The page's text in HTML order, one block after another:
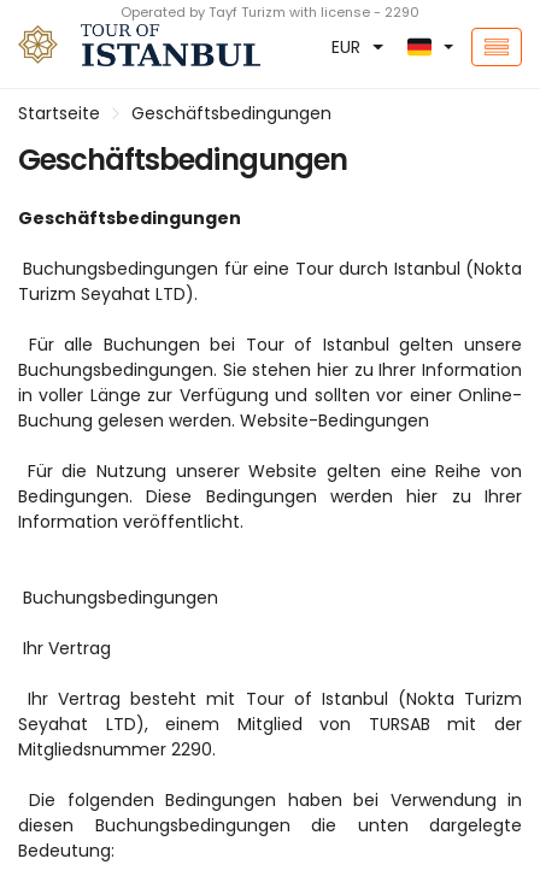
Operated by Tayf Turizm with license - 2290
EUR
Startseite Geschäftsbedingungen
Geschäftsbedingungen
Geschäftsbedingungen
Buchungsbedingungen für eine Tour durch Istanbul (Nokta
Turizm Seyahat LTD).
Buchungsbedingungen. Sie stehen hier zu Ihrer Information
in voller Länge zur Verfügung und sollten vor einer Online-
Buchung gelesen werden. Website-Bedingungen
Bedingungen. Diese Bedingungen werden hier zu Ihrer
Information veröffentlicht.
Buchungsbedingungen
Ihr Vertrag
Ihr Vertrag besteht mit Tour of Istanbul (Nokta Turizm
Seyahat LTD), einem Mitglied von TURSAB mit der
Mitgliedsnummer 2290.
Die folgenden Bedingungen haben bei Verwendung in
diesen Buchungsbedingungen die unten dargelegte
Bedeutung: